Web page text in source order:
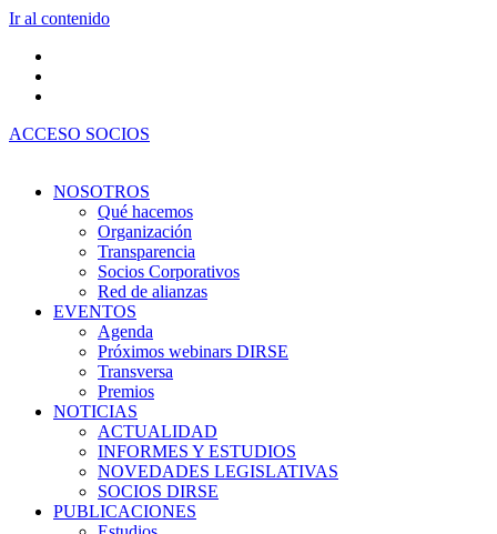
Ir al contenido
ACCESO SOCIOS
NOSOTROS
Qué hacemos
Organización
Transparencia
Socios Corporativos
Red de alianzas
EVENTOS
Agenda
Próximos webinars DIRSE
Transversa
Premios
NOTICIAS
ACTUALIDAD
INFORMES Y ESTUDIOS
NOVEDADES LEGISLATIVAS
SOCIOS DIRSE
PUBLICACIONES